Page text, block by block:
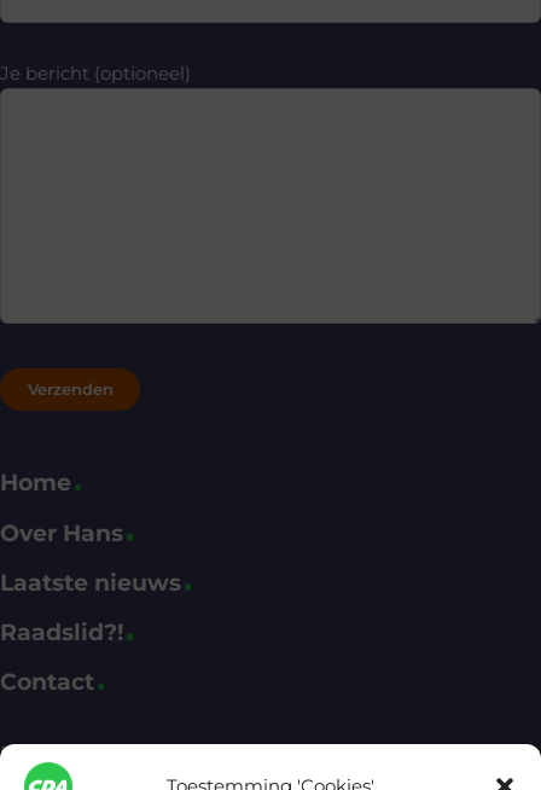
Je bericht (optioneel)
Home
Over Hans
Laatste nieuws
Raadslid?!
Contact
Fractie CDA Apeldoorn